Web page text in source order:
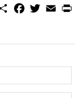
S
o
w
e
E
m